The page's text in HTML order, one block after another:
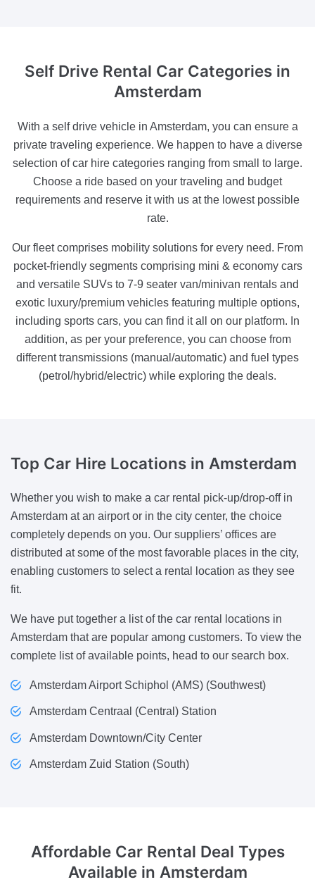
Self Drive Rental Car Categories in
Amsterdam
With a self drive vehicle in Amsterdam, you can ensure a
private traveling experience. We happen to have a diverse
selection of car hire categories ranging from small to large.
Choose a ride based on your traveling and budget
requirements and reserve it with us at the lowest possible
rate.
Our fleet comprises mobility solutions for every need. From
pocket-friendly segments comprising mini & economy cars
and versatile SUVs to 7-9 seater van/minivan rentals and
exotic luxury/premium vehicles featuring multiple options,
including sports cars, you can find it all on our platform. In
addition, as per your preference, you can choose from
different transmissions (manual/automatic) and fuel types
(petrol/hybrid/electric) while exploring the deals.
Top Car Hire Locations in Amsterdam
Whether you wish to make a car rental pick-up/drop-off in
Amsterdam at an airport or in the city center, the choice
completely depends on you. Our suppliers’ offices are
distributed at some of the most favorable places in the city,
enabling customers to select a rental location as they see
fit.
We have put together a list of the car rental locations in
Amsterdam that are popular among customers. To view the
complete list of available points, head to our search box.
Amsterdam Airport Schiphol (AMS) (Southwest)
Amsterdam Centraal (Central) Station
Amsterdam Downtown/City Center
Amsterdam Zuid Station (South)
Affordable Car Rental Deal Types
Available in Amsterdam